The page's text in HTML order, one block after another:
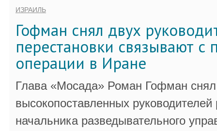
ИЗРАИЛЬ
Гофман снял двух
перестановки связывают с
операции в Иране
Глава «Мосада» Роман Гофман снял
высокопоставленных
начальника разведывательного